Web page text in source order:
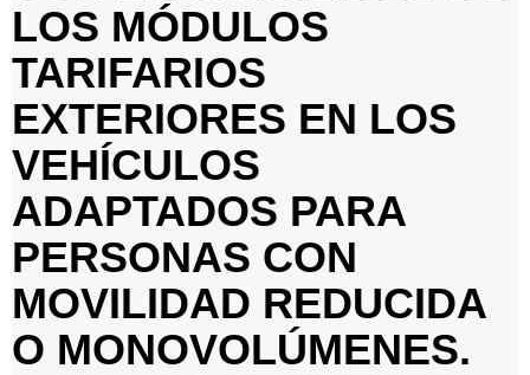
LOS MÓDULOS
TARIFARIOS
EXTERIORES EN LOS
VEHÍCULOS
ADAPTADOS PARA
PERSONAS CON
MOVILIDAD REDUCIDA
O MONOVOLÚMENES.